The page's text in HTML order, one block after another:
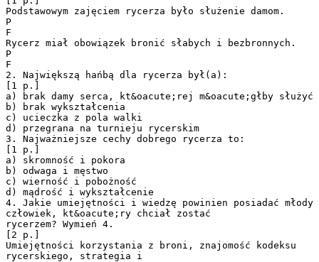
Podstawowym zajęciem rycerza było służenie damom.
P
F
Rycerz miał obowiązek bronić słabych i bezbronnych.
P
F
2. Największą hańbą dla rycerza był(a):
[1 p.]
a) brak damy serca, kt&oacute;rej m&oacute;głby służyć
b) brak wykształcenia
c) ucieczka z pola walki
d) przegrana na turnieju rycerskim
3. Najważniejsze cechy dobrego rycerza to:
[1 p.]
a) skromność i pokora
b) odwaga i męstwo
c) wierność i pobożność
d) mądrość i wykształcenie
4. Jakie umiejętności i wiedzę powinien posiadać młody
człowiek, kt&oacute;ry chciał zostać
rycerzem? Wymień 4.
[2 p.]
Umiejętności korzystania z broni, znajomość kodeksu
rycerskiego, strategia i